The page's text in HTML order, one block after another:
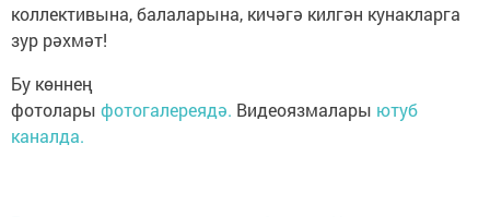
коллективына, балаларына, кичәгә килгән кунакларга
зур рәхмәт!
Бу көннең
фотолары фотогалереядә. Видеоязмалары ютуб
каналда.